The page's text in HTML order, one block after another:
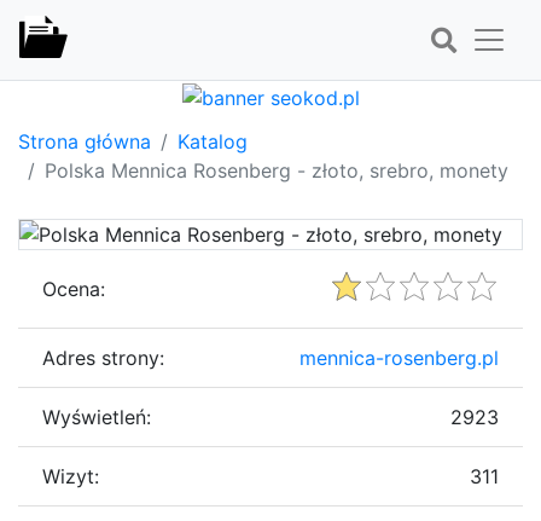
Strona główna
Katalog
Polska Mennica Rosenberg - złoto, srebro, monety
Ocena:
Adres strony: mennica-rosenberg.pl
Wyświetleń: 2923
Wizyt: 311